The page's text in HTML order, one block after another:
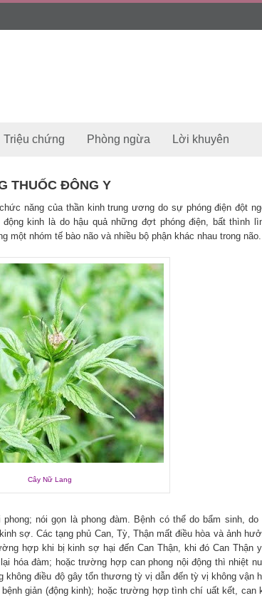
Triệu chứng Phòng ngừa Lời khuyên
THUỐC ĐÔNG Y
năng của thần kinh trung ương do sự phóng điện đột
kinh là do hậu quả những đợt phóng điện, bất thình
một nhóm tế bào não và nhiều bộ phận khác nhau trong não.
Cây Nữ Lang
nói gọn là phong đàm. Bệnh có thể do bẩm sinh, do
sợ. Các tạng phủ Can, Tỳ, Thận mất điều hòa và ảnh
hợp khi bị kinh sợ hại đến Can Thận, khi đó Can Thận
hóa đàm; hoặc trường hợp can phong nội động thì nhiệt
không điều độ gây tổn thương tỳ vị dẫn đến tỳ vị không vận
giản (động kinh); hoặc trường hợp tình chí uất kết, can